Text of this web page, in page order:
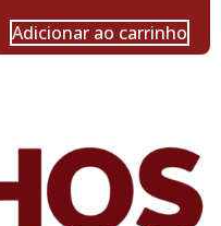
Adicionar ao carrinho